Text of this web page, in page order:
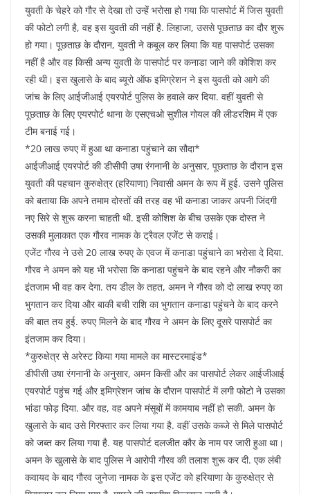
युवती के चेहरे को गौर से देखा तो उन्‍हें भरोसा हो गया कि पासपोर्ट में जिस युवती
की फोटो लगी है, वह इस युवती की नहीं है. लिहाजा, उससे पूछताछ का दौर शुरू
हो गया। पूछताछ के दौरान, युवती ने कबूल कर लिया कि यह पासपोर्ट उसका
नहीं है और वह किसी अन्‍य युवती के पासपोर्ट पर कनाडा जाने की कोशिश कर
रही थी। इस खुलासे के बाद ब्‍यूरो ऑफ इमिग्रेशन ने इस युवती को आगे की
जांच के लिए आईजीआई एयरपोर्ट पुलिस के हवाले कर दिया. वहीं युवती से
पूछताछ के लिए एयरपोर्ट थाना के एसएचओ सुशील गोयल की लीडरशिम में एक
टीम बनाई गई।
*20 लाख रुपए में हुआ था कनाडा पहुंचाने का सौदा*
आईजीआई एयरपोर्ट की डीसीपी उषा रंगनानी के अनुसार, पूछताछ के दौरान इस
युवती की पहचान कुरुक्षेत्र (हरियाणा) निवासी अमन के रूप में हुई. उसने पुलिस
को बताया कि अपने तमाम दोस्‍तों की तरह वह भी कनाडा जाकर अपनी जिंदगी
नए सिरे से शुरू करना चाहती थी. इसी कोशिश के बीच उसके एक दोस्‍त ने
उसकी मुलाकात एक गौरव नामक के ट्रैवल एजेंट से कराई।
एजेंट गौरव ने उसे 20 लाख रुपए के एवज में कनाडा पहुंचाने का भरोसा दे दिया.
गौरव ने अमन को यह भी भरोसा कि कनाडा पहुंचने के बाद रहने और नौकरी का
इंतजाम भी वह कर देगा. तय डील के तहत, अमन ने गौरव को दो लाख रुपए का
भुगतान कर दिया और बाकी बची राशि का भुगतान कनाडा पहुंचने के बाद करने
की बात तय हुई. रुपए मिलने के बाद गौरव ने अमन के लिए दूसरे पासपोर्ट का
इंतजाम कर दिया।
*कुरुक्षेत्र से अरेस्‍ट किया गया मामले का मास्‍टरमाइंड*
डीपीसी उषा रंगनानी के अनुसार, अमन किसी और का पासपोर्ट लेकर आईजीआई
एयरपोर्ट पहुंच गई और इमिग्रेशन जांच के दौरान पासपोर्ट में लगी फोटो ने उसका
भांडा फोड़ दिया. और वह, वह अपने मंसूबों में कामयाब नहीं हो सकी. अमन के
खुलासे के बाद उसे गिरफ्तार कर लिया गया है. वहीं उसके कब्‍जे से मिले पासपोर्ट
को जब्‍त कर लिया गया है. यह पासपोर्ट दलजीत कौर के नाम पर जारी हुआ था।
अमन के खुलासे के बाद पुलिस ने आरोपी गौरव की तलाश शुरू कर दी. एक लंबी
कवायद के बाद गौरव जुनेजा नामक के इस एजेंट को हरियाणा के कुरुक्षेत्र से